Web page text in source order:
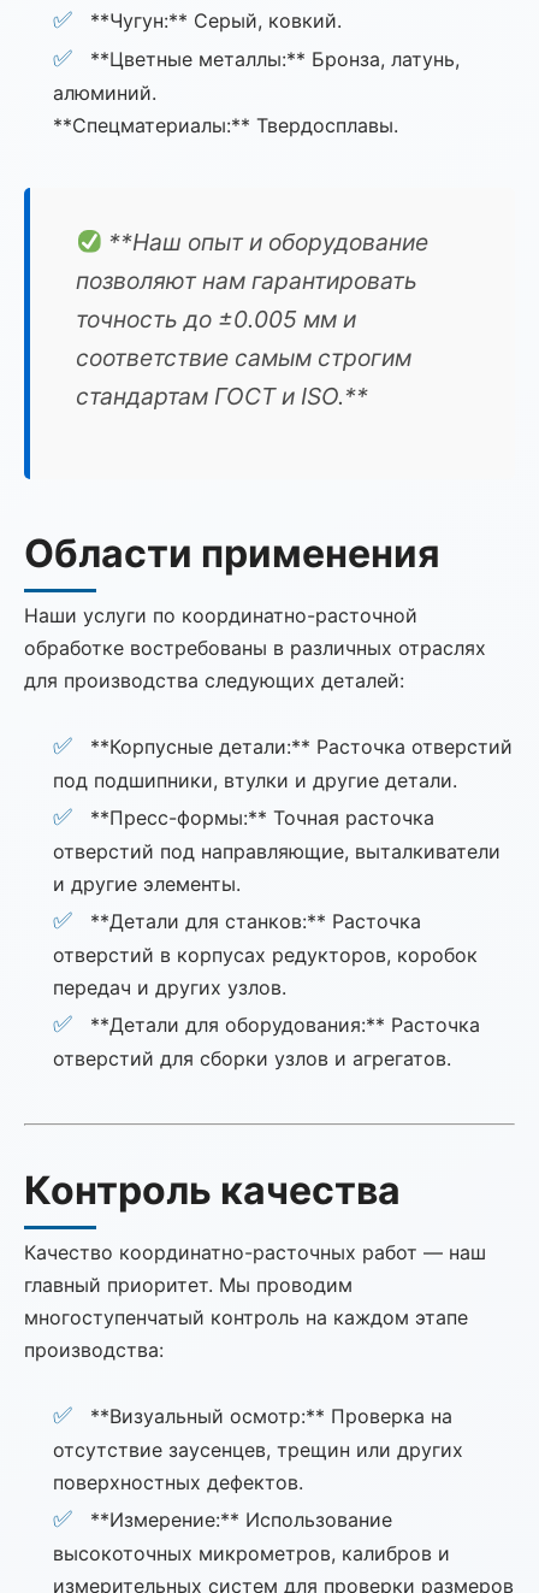
**Чугун:** Серый, ковкий.
**Цветные металлы:** Бронза, латунь,
алюминий.
**Спецматериалы:** Твердосплавы.
**Наш опыт и оборудование
позволяют нам гарантировать
точность до ±0.005 мм и
соответствие самым строгим
стандартам ГОСТ и ISO.**
Области применения
Наши услуги по координатно-расточной
обработке востребованы в различных отраслях
для производства следующих деталей:
**Корпусные детали:** Расточка отверстий
под подшипники, втулки и другие детали.
**Пресс-формы:** Точная расточка
отверстий под направляющие, выталкиватели
и другие элементы.
**Детали для станков:** Расточка
отверстий в корпусах редукторов, коробок
передач и других узлов.
**Детали для оборудования:** Расточка
отверстий для сборки узлов и агрегатов.
Контроль качества
Качество координатно-расточных работ — наш
главный приоритет. Мы проводим
многоступенчатый контроль на каждом этапе
производства:
**Визуальный осмотр:** Проверка на
отсутствие заусенцев, трещин или других
поверхностных дефектов.
**Измерение:** Использование
высокоточных микрометров, калибров и
измерительных систем для проверки размеров